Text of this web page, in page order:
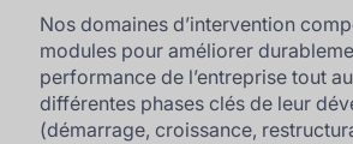
Nos domaines d’intervention
modules pour améliorer
performance de l’entreprise tout
différentes phases clés de leur
(démarrage, croissance,